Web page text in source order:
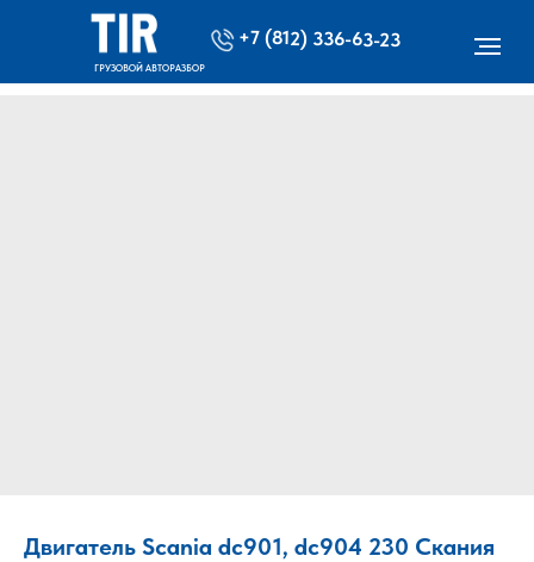
+7 (812) 336-63-23
ГРУЗОВОЙ АВТОРАЗБОР
Двигатель Scania dс901, dс904 230 Скания